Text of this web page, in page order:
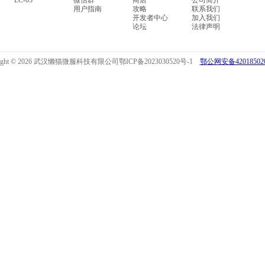
用户指南
攻略
开发者中心
论坛
联系我们
加入我们
法律声明
© 2026 武汉懒猫微服科技有限公司鄂ICP备2023030520号-1 鄂公网安备